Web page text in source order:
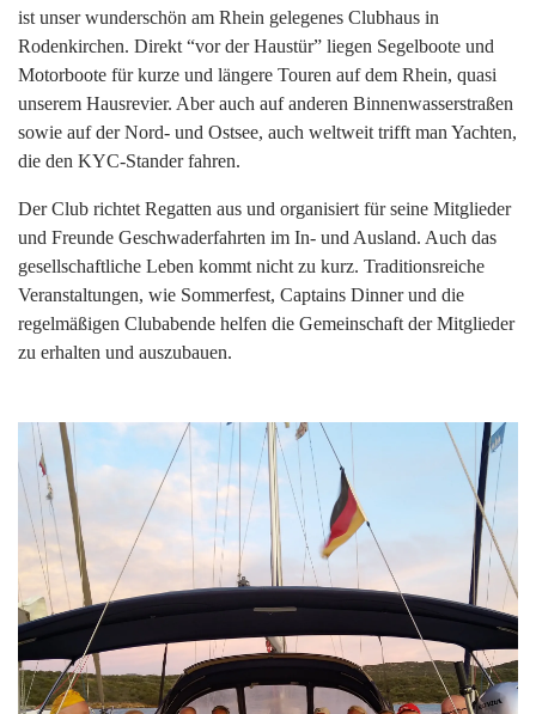
ist unser wunderschön am Rhein gelegenes Clubhaus in
Rodenkirchen. Direkt “vor der Haustür” liegen Segelboote und
Motorboote für kurze und längere Touren auf dem Rhein, quasi
unserem Hausrevier. Aber auch auf anderen Binnenwasserstraßen
sowie auf der Nord- und Ostsee, auch weltweit trifft man Yachten,
die den KYC-Stander fahren.
Der Club richtet Regatten aus und organisiert für seine Mitglieder
und Freunde Geschwaderfahrten im In- und Ausland. Auch das
gesellschaftliche Leben kommt nicht zu kurz. Traditionsreiche
Veranstaltungen, wie Sommerfest, Captains Dinner und die
regelmäßigen Clubabende helfen die Gemeinschaft der Mitglieder
zu erhalten und auszubauen.